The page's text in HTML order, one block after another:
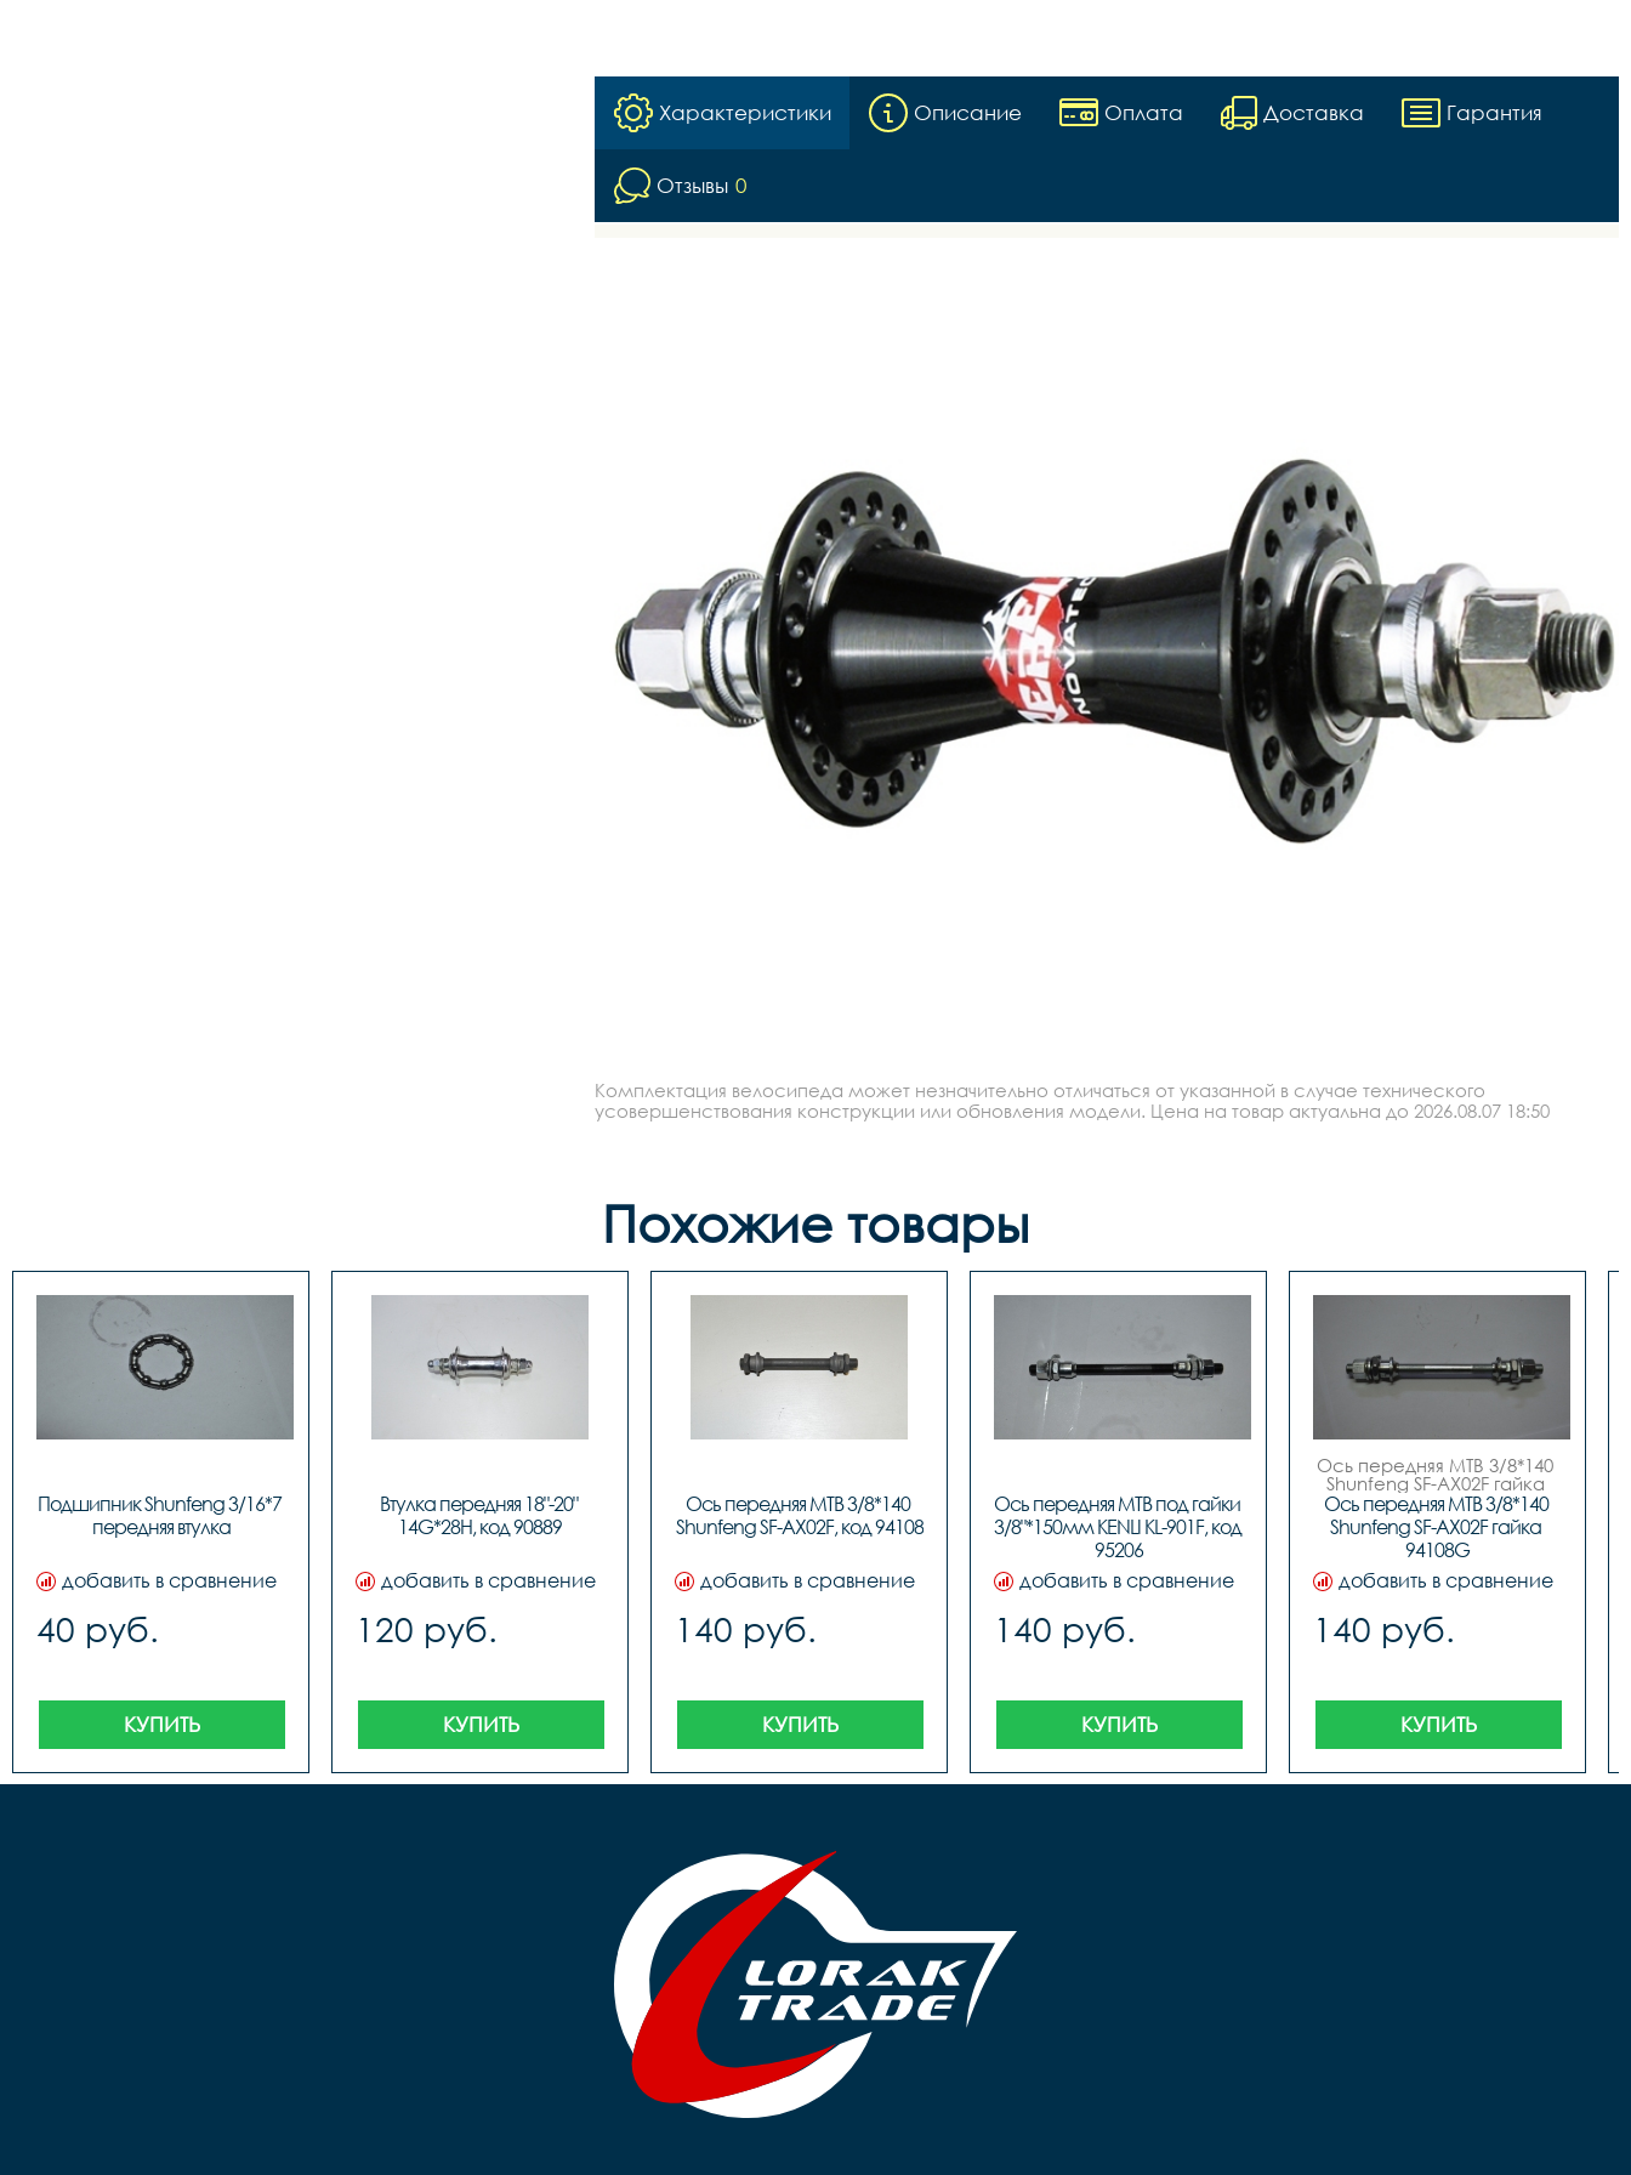
Характеристики Описание Оплата Доставка Гарантия
Отзывы 0
Комплектация велосипеда может незначительно отличаться от указанной в случае технического
усовершенствования конструкции или обновления модели. Цена на товар актуальна до 2026.08.07 18:50
Похожие товары
Подшипник Shunfeng 3/16*7
передняя втулка
добавить в сравнение
40 руб.
КУПИТЬ
Втулка передняя 18"-20"
14G*28H, код 90889
добавить в сравнение
120 руб.
КУПИТЬ
Ось передняя МТВ 3/8*140
Shunfeng SF-AX02F, код 94108
добавить в сравнение
140 руб.
КУПИТЬ
Ось передняя МТВ под гайки
3/8"*150мм KENLI KL-901F, код
95206
добавить в сравнение
140 руб.
КУПИТЬ
Ось передняя МТВ 3/8*140
Shunfeng SF-AX02F гайка
94108G
Ось передняя МТВ 3/8*140
Shunfeng SF-AX02F гайка
94108G
добавить в сравнение
140 руб.
КУПИТЬ